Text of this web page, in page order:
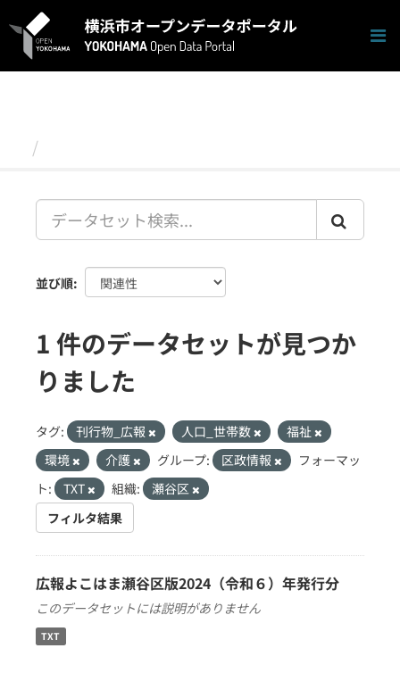
キ
並び順
1 件のデータセットが見つか
りました
タグ: 刊行物_広報 人口_世帯数
福祉
環境
介護 グループ: 区政情報
フォーマッ
ト:
TXT 組織:
瀬谷区
フィルタ結果
広報よこはま瀬谷区版2024（令和６）年発行分
このデータセットには説明がありません
TXT